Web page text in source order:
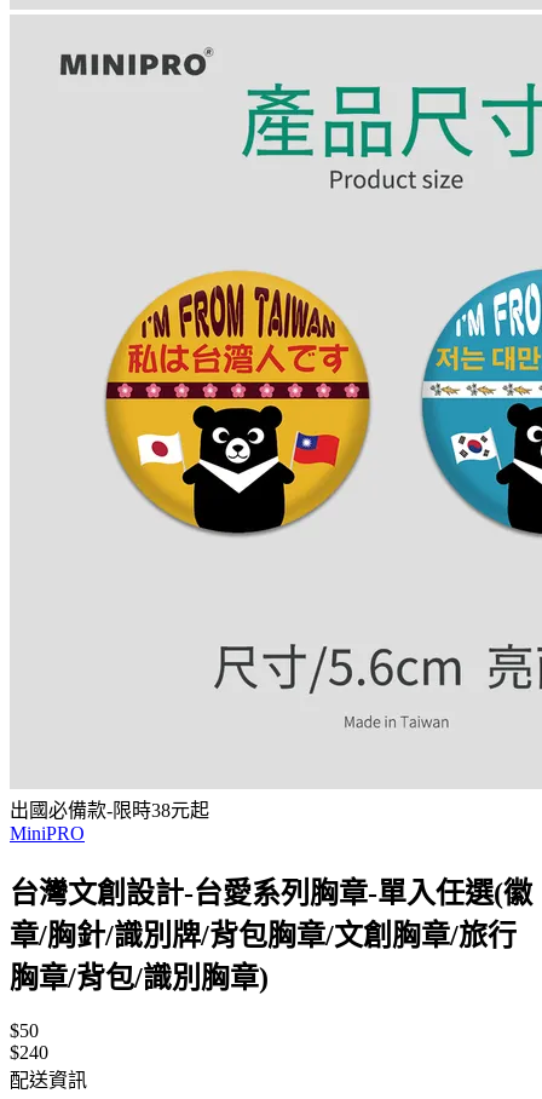
出國必備款-限時38元起
MiniPRO
台灣文創設計-台愛系列胸章-單入任選(徽
章/胸針/識別牌/背包胸章/文創胸章/旅行
胸章/背包/識別胸章)
$50
$240
配送資訊